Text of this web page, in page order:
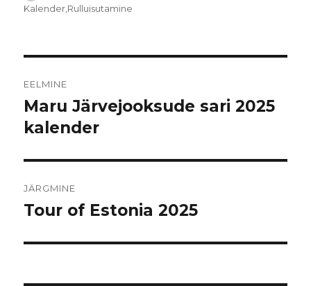
Rubriigid
Kalender Rulluisutamine
EELMINE
Eelmine
postitus:
Maru Järvejooksude sari 2025
kalender
JÄRGMINE
Järgmine
Tour of Estonia 2025